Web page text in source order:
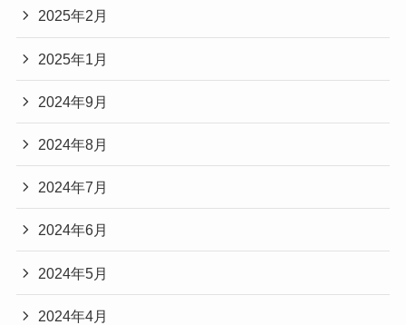
2025年2月
2025年1月
2024年9月
2024年8月
2024年7月
2024年6月
2024年5月
2024年4月